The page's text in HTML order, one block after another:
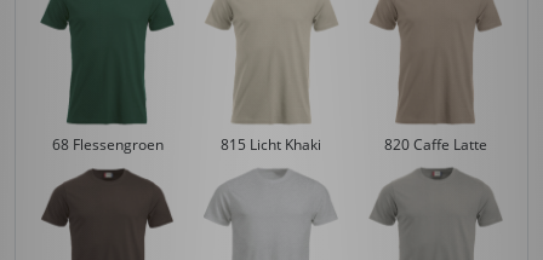
68 Flessengroen 815 Licht Khaki 820 Caffe Latte